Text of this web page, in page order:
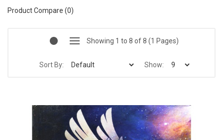
Product Compare (0)
Showing 1 to 8 of 8 (1 Pages)
Sort By: Show: